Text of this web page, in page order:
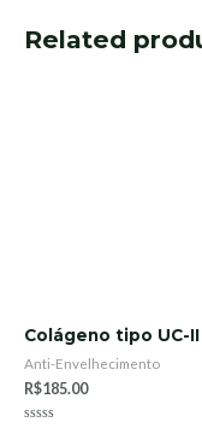
Related
Colágeno tipo UC-
Anti-Envelhecimento
R$185.00